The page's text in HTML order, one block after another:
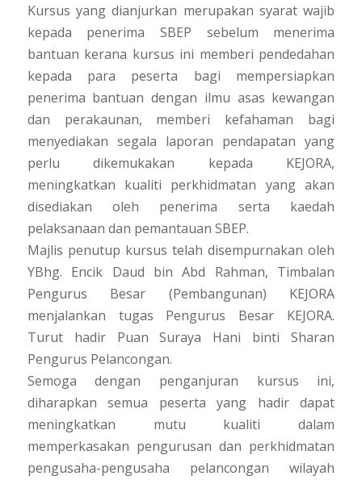
Kursus yang dianjurkan merupakan syarat wajib
kepada penerima SBEP sebelum menerima
bantuan kerana kursus ini memberi pendedahan
kepada para peserta bagi mempersiapkan
penerima bantuan dengan ilmu asas kewangan
dan perakaunan, memberi kefahaman bagi
menyediakan segala laporan pendapatan yang
perlu dikemukakan kepada KEJORA,
meningkatkan kualiti perkhidmatan yang akan
disediakan oleh penerima serta kaedah
pelaksanaan dan pemantauan SBEP.
Majlis penutup kursus telah disempurnakan oleh
YBhg. Encik Daud bin Abd Rahman, Timbalan
Pengurus Besar (Pembangunan) KEJORA
menjalankan tugas Pengurus Besar KEJORA.
Turut hadir Puan Suraya Hani binti Sharan
Pengurus Pelancongan.
Semoga dengan penganjuran kursus ini,
diharapkan semua peserta yang hadir dapat
meningkatkan mutu kualiti dalam
memperkasakan pengurusan dan perkhidmatan
pengusaha-pengusaha pelancongan wilayah